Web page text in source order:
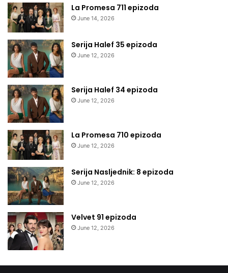
La Promesa 711 epizoda
June 14, 2026
Serija Halef 35 epizoda
June 12, 2026
Serija Halef 34 epizoda
June 12, 2026
La Promesa 710 epizoda
June 12, 2026
Serija Nasljednik: 8 epizoda
June 12, 2026
Velvet 91 epizoda
June 12, 2026